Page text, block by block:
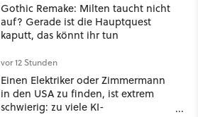
Gothic Remake: Milten taucht nicht
auf? Gerade ist die Hauptquest
kaputt, das könnt ihr tun
vor 12 Stunden
Einen Elektriker oder Zimmermann
in den USA zu finden, ist extrem
schwierig: zu viele KI-